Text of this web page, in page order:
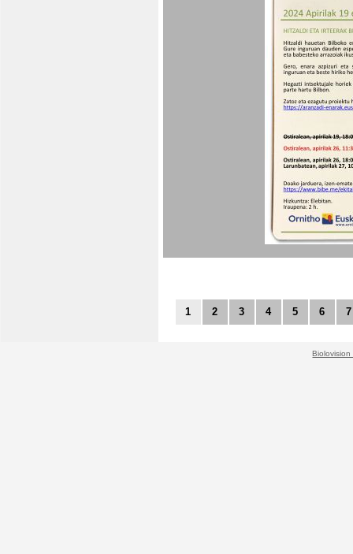
1 2 3 4 5 6 7
Biolovision